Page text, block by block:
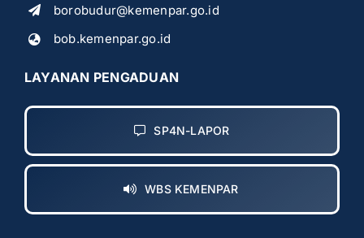
borobudur@kemenpar.go.id
bob.kemenpar.go.id
LAYANAN PENGADUAN
SP4N-LAPOR
WBS KEMENPAR